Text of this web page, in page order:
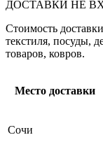
ДОСТАВКИ НЕ
Стоимость
текстиля, посуды,
товаров, ковров.
Место доставки
Сочи